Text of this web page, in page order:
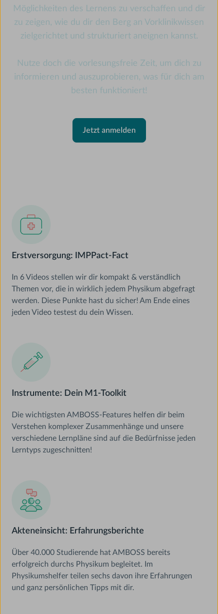
Möglichkeiten des Lernens zu verschaffen und dir
zu zeigen, wie du dir den Berg an Vorklinikwissen
zielgerichtet und strukturiert aneignen kannst.
Nutze doch die vorlesungsfreie Zeit, um dich zu
informieren und auszuprobieren, was für dich am
besten funktioniert!
Jetzt anmelden
Erstversorgung: IMPPact-Fact
In 6 Videos stellen wir dir kompakt & verständlich
Themen vor, die in wirklich jedem Physikum abgefragt
werden. Diese Punkte hast du sicher! Am Ende eines
jeden Video testest du dein Wissen.
Instrumente: Dein M1-Toolkit
Die wichtigsten AMBOSS-Features helfen dir beim
Verstehen komplexer Zusammenhänge und unsere
verschiedene Lernpläne sind auf die Bedürfnisse jeden
Lerntyps zugeschnitten!
Akteneinsicht: Erfahrungsberichte
Über 40.000 Studierende hat AMBOSS bereits
erfolgreich durchs Physikum begleitet. Im
Physikumshelfer teilen sechs davon ihre Erfahrungen
und ganz persönlichen Tipps mit dir.